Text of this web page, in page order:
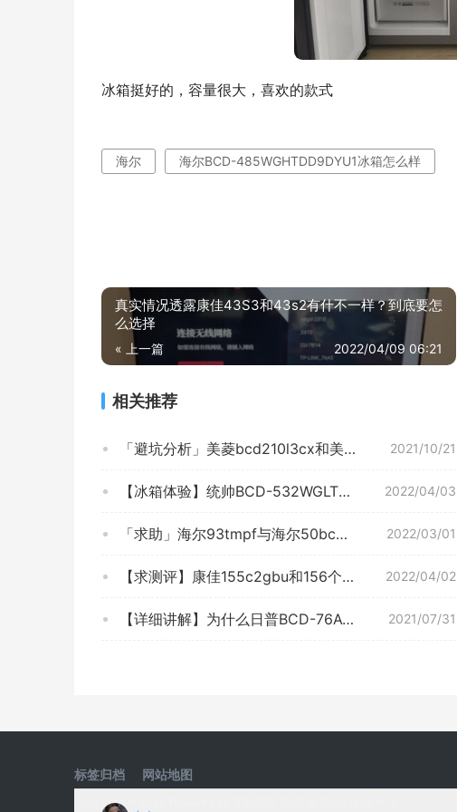
冰箱挺好的，容量很大，喜欢的款式
海尔 海尔BCD-485WGHTDD9DYU1冰箱怎么样
真实情况透露康佳43S3和43s2有什不一样？到底要怎
么选择
« 上一篇 2022/04/09 06:21
相关推荐
2021/10/21
「避坑分析」美菱bcd210l3cx和美的213比较 哪款好？这样选不盲目
2022/04/03
【冰箱体验】统帅BCD-532WGLTDD9BJU1怎么样的质量，评测为什么这样？
2022/03/01
「求助」海尔93tmpf与海尔50bc50es 哪个更好用？只选对的不选贵的
2022/04/02
【求测评】康佳155c2gbu和156个gb2su区别哪个好？只选对的不选贵的
2021/07/31
【详细讲解】为什么日普BCD-76A148D 冰箱的口碑一般？体验质量究竟怎么样？
标签归档 网站地图
Copyright © 2020 Powered by